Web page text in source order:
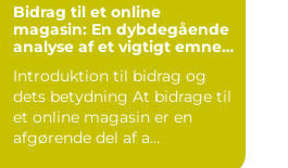
Bidrag til et online
magasin: En dybdegående
analyse af et vigtigt emne
Introduktion til bidrag og
dets betydning At bidrage til
et online magasin er en
afgørende del af a...